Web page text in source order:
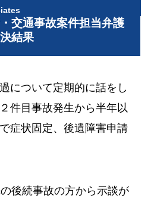
交通事故案件担当弁護
結果
について定期的に話をし
件目事故発生から半年以
症状固定、後遺障害申請
後続事故の方から示談が